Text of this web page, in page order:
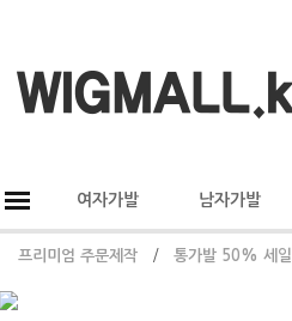
여자가발 남자가발
프리미엄 주문제작 / 통가발 50% 세일